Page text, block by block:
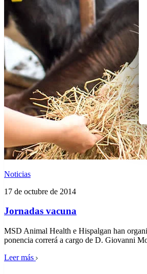
Noticias
17 de octubre de 2014
Jornadas vacuna
MSD Animal Health e Hispalgan han
ponencia correrá a cargo de D. Giovanni
Leer más